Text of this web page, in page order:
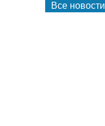
Все новости